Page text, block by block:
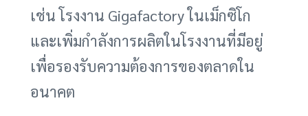
เช่น โรงงาน Gigafactory ในเม็กซิโก
และเพิ่มกำลังการผลิตในโรงงานที่มีอยู่
เพื่อรองรับความต้องการของตลาดใน
อนาคต